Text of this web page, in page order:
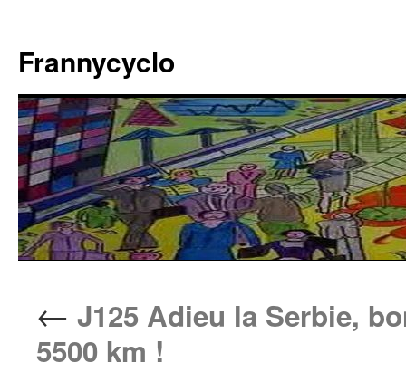
contenu
Frannycyclo
← J125 Adieu la Serbie,
5500 km !